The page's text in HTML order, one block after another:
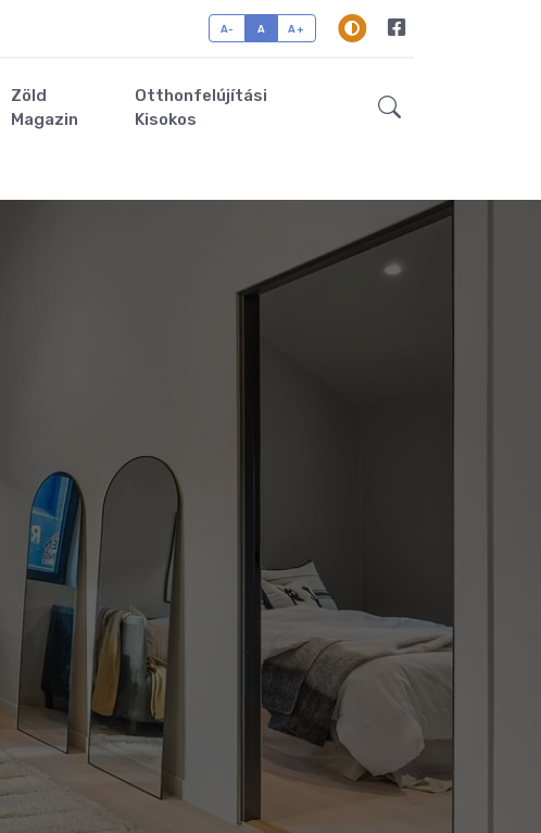
A- A A+
Zöld
Magazin
Otthonfelújítási
Kisokos